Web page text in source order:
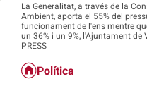
La Generalitat, a través de la
Ambient, aporta el 55% del
funcionament de l'ens mentre
un 36% i un 9%, l'Ajuntament de
PRESS
Política